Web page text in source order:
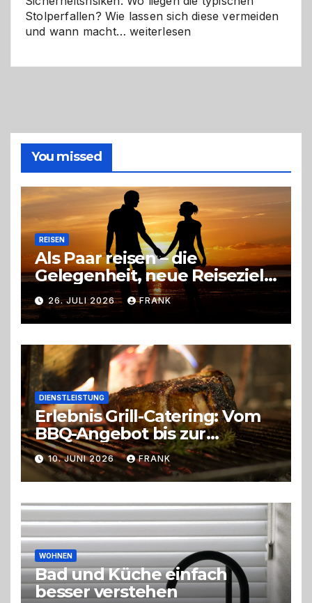
Stolperfallen? Wie lassen sich diese vermeiden
und wann macht…Selber
richtige
Entscheidung
weiterlesen
You missed
REISEN
Als Paar reisen – die
Gelegenheit, neue Reiseziele
zu entdecken
26. JULI 2026 FRANK
DIENSTLEISTUNG
Erlebnis Grill-Catering: Vom
BBQ-Angebot bis zur
perfekten Eventorganisation
Trend zu Outdoor-Events,
Erlebnisgastronomie und
Live-Cooking
10. JUNI 2026 FRANK
WOHNEN
Bad und Küche einfach
besser verstehen